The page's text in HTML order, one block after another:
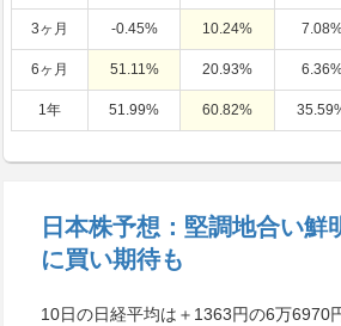
3ヶ月 -0.45% 10.24%
6ヶ月 51.11% 20.93%
1年 51.99% 60.82%
日本株予想：堅調地合い
に買い期待も
10日の日経平均は＋1363円の6万6970